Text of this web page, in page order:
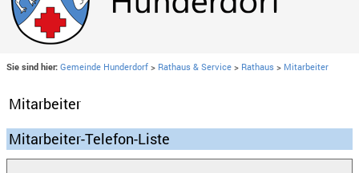
Sie sind hier: Gemeinde Hunderdorf > Rathaus & Service > Rathaus > Mitarbeiter
Mitarbeiter
Mitarbeiter-Telefon-Liste